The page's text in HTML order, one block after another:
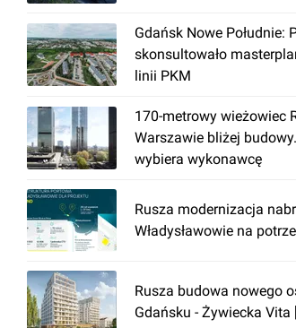
podłoga techniczna
recepcja
ochrona
czujniki dymu
podwieszany sufit
przewody telekomunikacyjne
dwa źródła zasilania
wentylacja
Gdańsk Nowe Południe:
skonsultowało
linii PKM
170-metrowy wieżowiec
Warszawie bliżej
wybiera wykonawcę
Rusza modernizacja
Władysławowie na
Rusza budowa nowego
Gdańsku - Żywiecka Vita